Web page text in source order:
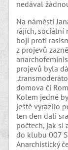
nedával
Na náměstí
rájích, sociální
boji proti
z projevů
projevů byla
domova či
Kolem jedné
ještě vyrazilo
ten den dali
počtech, jak si
do klubu 007
Anarchistický